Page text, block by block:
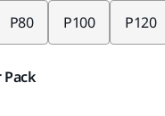
P80 P100 P120